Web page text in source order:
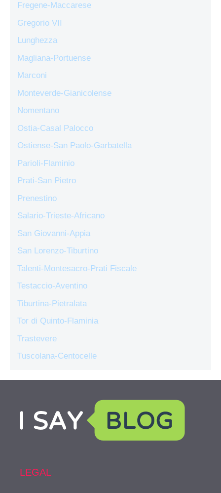
Fregene-Maccarese
Gregorio VII
Lunghezza
Magliana-Portuense
Marconi
Monteverde-Gianicolense
Nomentano
Ostia-Casal Palocco
Ostiense-San Paolo-Garbatella
Parioli-Flaminio
Prati-San Pietro
Prenestino
Salario-Trieste-Africano
San Giovanni-Appia
San Lorenzo-Tiburtino
Talenti-Montesacro-Prati Fiscale
Testaccio-Aventino
Tiburtina-Pietralata
Tor di Quinto-Flaminia
Trastevere
Tuscolana-Centocelle
LEGAL